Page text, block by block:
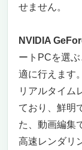
動画編
ート
大容
で滑
ュに
せません。
NVIDIA
ートPCを選
適に行えます
リアルタイム
ており、鮮明
た、動画編集
高速レンダリ